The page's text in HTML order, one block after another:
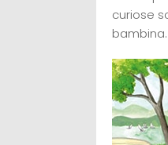
curiose
bambina.